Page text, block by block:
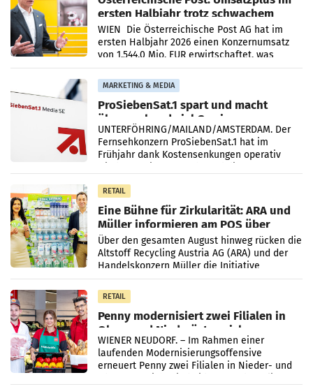
ersten Halbjahr trotz schwachem
Briefgeschäft
WIEN Die Österreichische Post AG hat im
ersten Halbjahr 2026 einen Konzernumsatz
von 1.544,0 Mio. EUR erwirtschaftet, was
einem Plus von 3,8 Prozent gegenüber dem
Vergleichszeitraum
MARKETING & MEDIA
ProSiebenSat.1 spart und macht
überraschend viel Gewinn
UNTERFÖHRING/MAILAND/AMSTERDAM. Der
Fernsehkonzern ProSiebenSat.1 hat im
Frühjahr dank Kostensenkungen operativ
RETAIL
Eine Bühne für Zirkularität: ARA und
Müller informieren am POS über
Kreislauffähigkeit
Über den gesamten August hinweg rücken die
Altstoff Recycling Austria AG (ARA) und der
Handelskonzern Müller die Initiative
„Kreislauf-Helden“ in allen österreichischen
Müller-Filialen
RETAIL
Penny modernisiert zwei Filialen in
Ober- und Niederösterreich
WIENER NEUDORF. – Im Rahmen einer
laufenden Modernisierungsoffensive
erneuert Penny zwei Filialen in Nieder- und